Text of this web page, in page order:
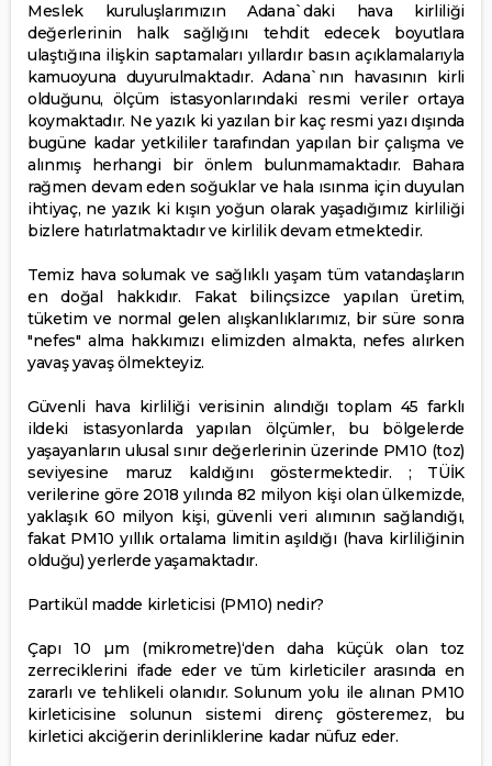
Meslek kuruluşlarımızın Adana`daki hava kirliliği
değerlerinin halk sağlığını tehdit edecek boyutlara
ulaştığına ilişkin saptamaları yıllardır basın açıklamalarıyla
kamuoyuna duyurulmaktadır. Adana`nın havasının kirli
olduğunu, ölçüm istasyonlarındaki resmi veriler ortaya
koymaktadır. Ne yazık ki yazılan bir kaç resmi yazı dışında
bugüne kadar yetkililer tarafından yapılan bir çalışma ve
alınmış herhangi bir önlem bulunmamaktadır. Bahara
rağmen devam eden soğuklar ve hala ısınma için duyulan
ihtiyaç, ne yazık ki kışın yoğun olarak yaşadığımız kirliliği
bizlere hatırlatmaktadır ve kirlilik devam etmektedir.
Temiz hava solumak ve sağlıklı yaşam tüm vatandaşların
en doğal hakkıdır. Fakat bilinçsizce yapılan üretim,
tüketim ve normal gelen alışkanlıklarımız, bir süre sonra
"nefes" alma hakkımızı elimizden almakta, nefes alırken
yavaş yavaş ölmekteyiz.
Güvenli hava kirliliği verisinin alındığı toplam 45 farklı
ildeki istasyonlarda yapılan ölçümler, bu bölgelerde
yaşayanların ulusal sınır değerlerinin üzerinde PM10 (toz)
seviyesine maruz kaldığını göstermektedir. ; TÜİK
verilerine göre 2018 yılında 82 milyon kişi olan ülkemizde,
yaklaşık 60 milyon kişi, güvenli veri alımının sağlandığı,
fakat PM10 yıllık ortalama limitin aşıldığı (hava kirliliğinin
olduğu) yerlerde yaşamaktadır.
Partikül madde kirleticisi (PM10) nedir?
Çapı 10 µm (mikrometre)‘den daha küçük olan toz
zerreciklerini ifade eder ve tüm kirleticiler arasında en
zararlı ve tehlikeli olanıdır. Solunum yolu ile alınan PM10
kirleticisine solunun sistemi direnç gösteremez, bu
kirletici akciğerin derinliklerine kadar nüfuz eder.